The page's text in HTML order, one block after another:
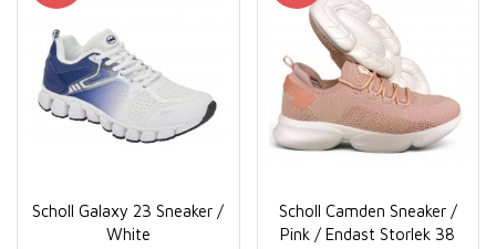
Scholl Galaxy 23 Sneaker /
White
Scholl Camden Sneaker /
Pink / Endast Storlek 38